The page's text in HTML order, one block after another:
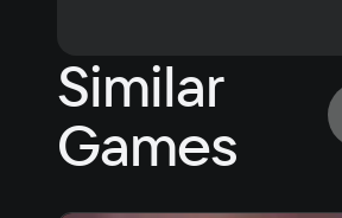
Similar
Games